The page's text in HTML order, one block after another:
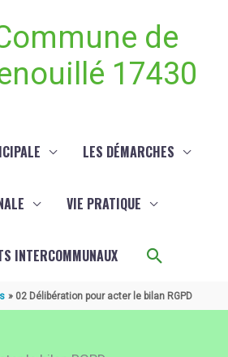
de
17430
LES DÉMARCHES
VIE PRATIQUE
INTERCOMMUNAUX
02 Délibération pour acter le bilan RGPD